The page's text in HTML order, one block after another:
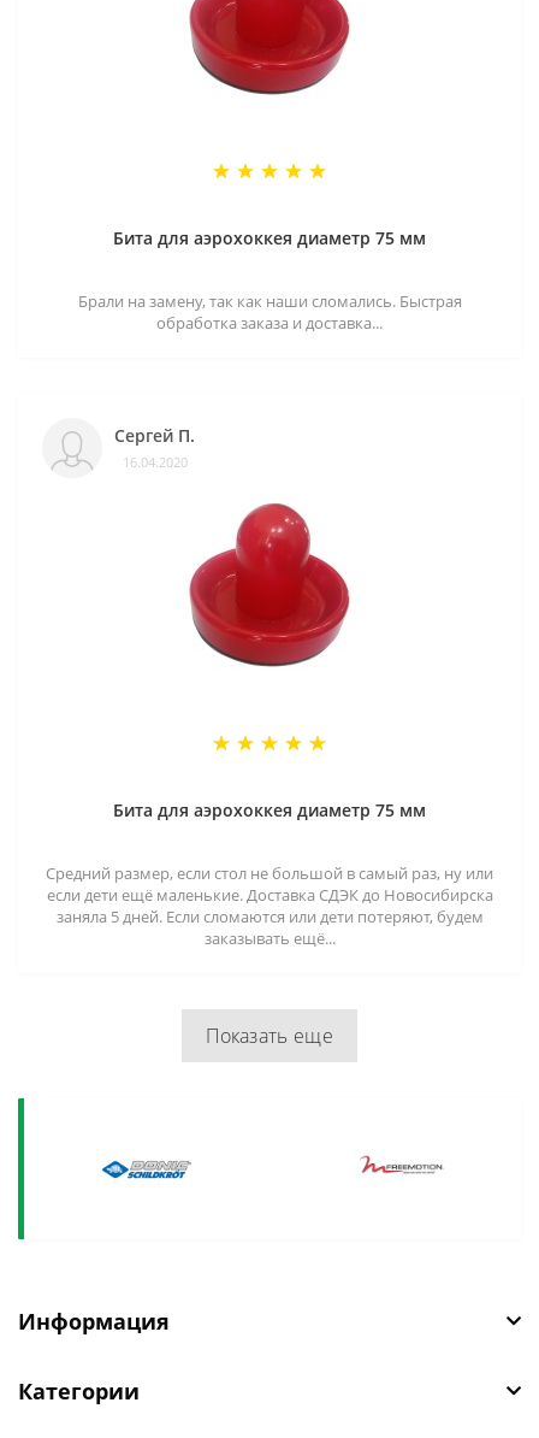
Бита для аэрохоккея диаметр 75 мм
Брали на замену, так как наши сломались. Быстрая
обработка заказа и доставка...
Сергей П.
16.04.2020
Бита для аэрохоккея диаметр 75 мм
Средний размер, если стол не большой в самый раз, ну или
если дети ещё маленькие. Доставка СДЭК до Новосибирска
заняла 5 дней. Если сломаются или дети потеряют, будем
заказывать ещё...
Показать еще
Информация
Категории